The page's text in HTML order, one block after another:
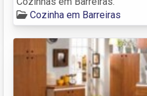
Cozinha em Barreiras